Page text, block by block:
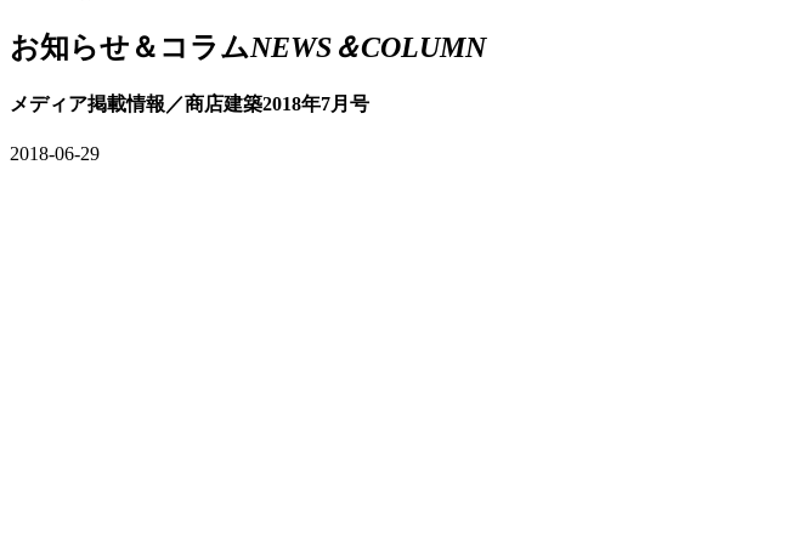
お知らせ＆コラムNEWS＆COLUMN
メディア掲載情報／商店建築2018年7月号
2018-06-29